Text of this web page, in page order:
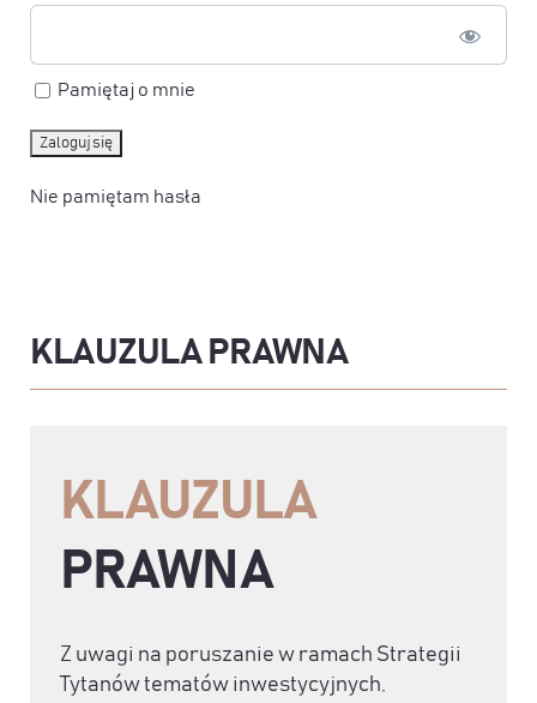
Pamiętaj o mnie
Nie pamiętam hasła
KLAUZULA PRAWNA
KLAUZULA
PRAWNA
Z uwagi na poruszanie w ramach Strategii
Tytanów tematów inwestycyjnych,